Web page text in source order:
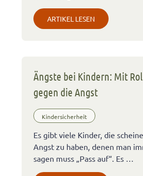
ARTIKEL LESEN
Ängste bei Kindern: Mit
gegen die Angst
Kindersicherheit
Es gibt viele Kinder, die
Angst zu haben, denen man
sagen muss „Pass auf“. Es …